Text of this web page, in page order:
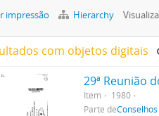
impressão Hierarchy
com objetos digitais
29ª Reunião
Item
1980
Parte deConselhos